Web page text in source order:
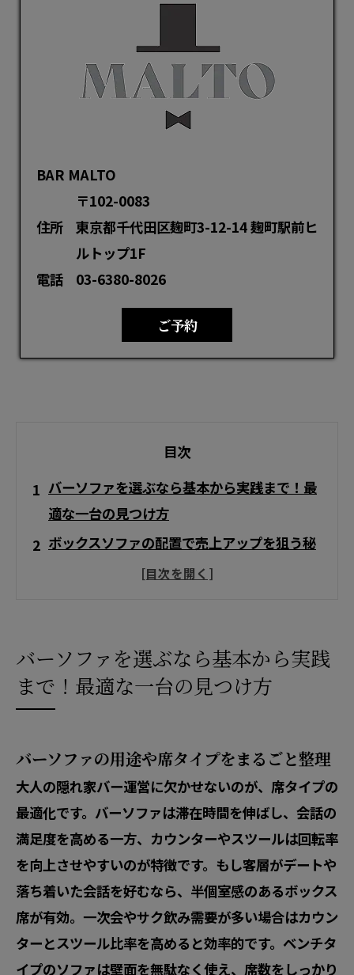
BAR MALTO
住所
〒102-0083
東京都千代田区麹町3-12-14 麹町駅前ヒ
ルトップ1F
電話
03-6380-8026
ご予約
目次
バーソファを選ぶなら基本から実践まで！最
適な一台の見つけ方
ボックスソファの配置で売上アップを狙う秘
アクセス
バーソファを選ぶなら基本から実践
まで！最適な一台の見つけ方
バーソファの用途や席タイプをまるごと整理
大人の隠れ家バー運営に欠かせないのが、席タイプの
最適化です。バーソファは滞在時間を伸ばし、会話の
満足度を高める一方、カウンターやスツールは回転率
を向上させやすいのが特徴です。もし客層がデートや
落ち着いた会話を好むなら、半個室感のあるボックス
席が有効。一次会やサク飲み需要が多い場合はカウン
ターとスツール比率を高めると効率的です。ベンチタ
イプのソファは壁面を無駄なく使え、席数をしっかり